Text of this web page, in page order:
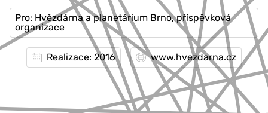
Pro: Hvězdárna a planetárium Brno, příspěvková
organizace
Realizace: 2016 www.hvezdarna.cz